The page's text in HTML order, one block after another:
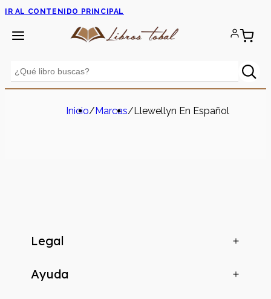
IR AL CONTENIDO PRINCIPAL
Inicio/Marcas/Llewellyn En Español
Legal
Ayuda